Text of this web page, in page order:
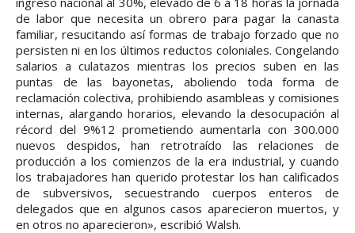
de labor que necesita un obrero para pagar la canasta
familiar, resucitando así formas de trabajo forzado que no
persisten ni en los últimos reductos coloniales. Congelando
salarios a culatazos mientras los precios suben en las
puntas de las bayonetas, aboliendo toda forma de
reclamación colectiva, prohibiendo asambleas y comisiones
internas, alargando horarios, elevando la desocupación al
récord del 9%12 prometiendo aumentarla con 300.000
nuevos despidos, han retrotraído las relaciones de
producción a los comienzos de la era industrial, y cuando
los trabajadores han querido protestar los han calificados
de subversivos, secuestrando cuerpos enteros de
delegados que en algunos casos aparecieron muertos, y
en otros no aparecieron», escribió Walsh.